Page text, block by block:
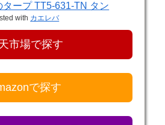
タープ TT5-631-TN タン
with カエレバ
市場で探す
で探す